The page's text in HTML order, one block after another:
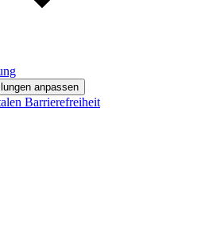
anpassen
Barrierefreiheit